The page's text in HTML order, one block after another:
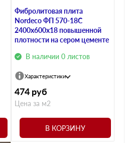
Фибролитовая плита
Nordeco ФП 570-18С
2400х600х18 повышенной
плотности на сером цементе
В наличии 0 листов
Характеристики
474 руб
Цена за м2
В КОРЗИНУ